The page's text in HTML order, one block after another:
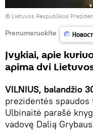
© Lietuvos Respublikos
Prenumeruokite
Įvykiai, apie
apima dvi
VILNIUS, balandžio
prezidentės spaudos
Ulbinaitė parašė
vadovę Dalią